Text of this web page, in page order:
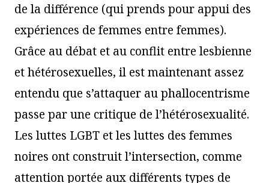
de la différence (qui prends pour appui des
expériences de femmes entre femmes).
Grâce au débat et au conflit entre lesbienne
et hétérosexuelles, il est maintenant assez
entendu que s’attaquer au phallocentrisme
passe par une critique de l’hétérosexualité.
Les luttes LGBT et les luttes des femmes
noires ont construit l’intersection, comme
attention portée aux différents types de